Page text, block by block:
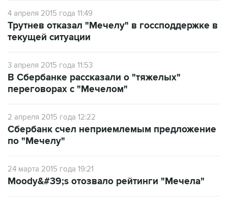
4 апреля 2015 года 11:49
Трутнев отказал "Мечелу" в госсподдержке в
текущей ситуации
3 апреля 2015 года 11:53
В Сбербанке рассказали о "тяжелых"
переговорах с "Мечелом"
2 апреля 2015 года 12:22
Сбербанк счел неприемлемым предложение
по "Мечелу"
24 марта 2015 года 19:21
Moody&#39;s отозвало рейтинги "Мечела"